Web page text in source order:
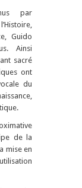
par
Guido
Ainsi
sacré
ont
du
de la
mise en